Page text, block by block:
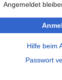
Angemeldet
Hilfe beim
Passwort